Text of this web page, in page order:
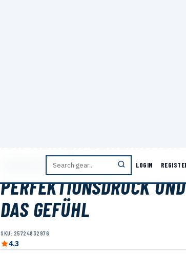
SAGEN MÖCHTE
PERFEKTIONSDRUCK UND
DAS GEFÜHL
SKU: 25724832976
4.3